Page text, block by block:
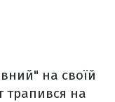
на своїй
трапився на